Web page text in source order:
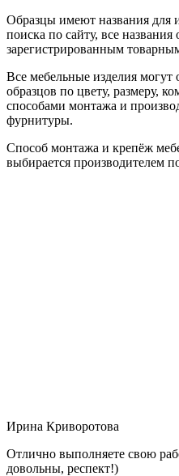
Образцы имеют названия для
поиска по сайту, все названия
зарегистрированным
Все мебельные изделия могут
образцов по цвету, размеру,
способами монтажа и
фурнитуры.
Способ монтажа и крепёж
выбирается производителем
Ирина Криворотова
Отлично выполняете свою
довольны, респект!)